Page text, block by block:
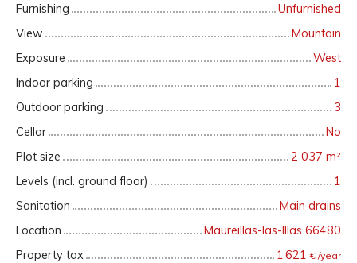
Furnishing
Unfurnished
View
Mountain
Exposure
West
Indoor parking
1
Outdoor parking
3
Cellar
No
Plot size
2 037 m²
Levels (incl. ground floor)
1
Sanitation
Main drains
Location
Maureillas-las-Illas 66480
Property tax
1 621€ /year